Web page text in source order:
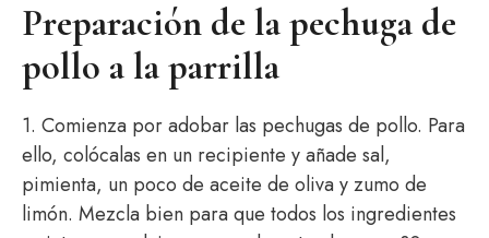
Preparación de la pechuga de
pollo a la parrilla
1. Comienza por adobar las pechugas de pollo. Para
ello, colócalas en un recipiente y añade sal,
pimienta, un poco de aceite de oliva y zumo de
limón. Mezcla bien para que todos los ingredientes